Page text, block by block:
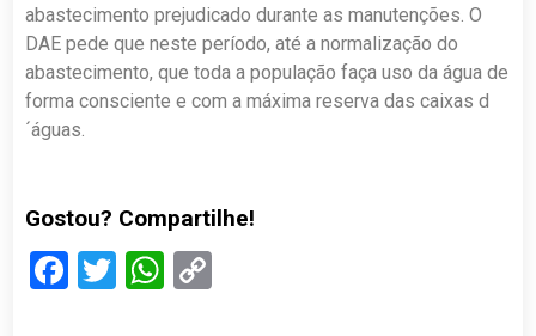
abastecimento prejudicado durante as manutenções. O
DAE pede que neste período, até a normalização do
abastecimento, que toda a população faça uso da água de
forma consciente e com a máxima reserva das caixas d
´águas.
Gostou? Compartilhe!
Facebook
TwitterWhatsApp